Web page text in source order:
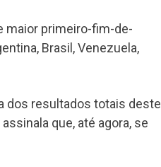
maior primeiro-fim-de-
Brasil, Venezuela,
dos resultados totais deste
que, até agora, se